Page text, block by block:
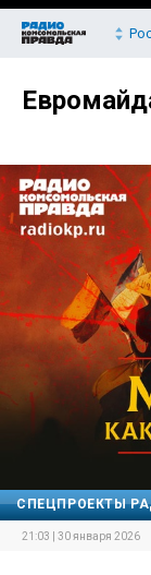
СПЕЦПРОЕКТЫ
21:03 | 30 января 2026